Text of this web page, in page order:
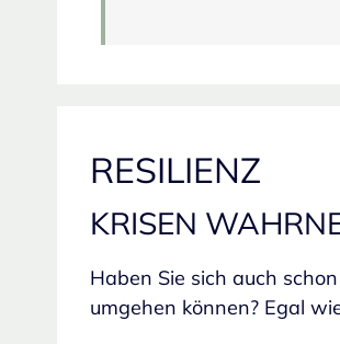
RESILIENZ
KRISEN
Haben Sie sich auch
umgehen können? Egal